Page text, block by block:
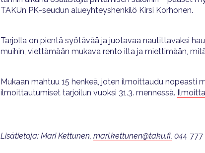
TAKUn PK-seudun alueyhteyshenkilö Kirsi Korhonen.
Tarjolla on pientä syötävää ja juotavaa nautittavaksi
muihin, viettämään mukava rento ilta ja miettimään,
Mukaan mahtuu 15 henkeä, joten ilmoittaudu nopeasti
ilmoittautumiset tarjoilun vuoksi 31.3. mennessä.
Lisätietoja: Mari Kettunen, mari.kettunen@taku.fi, 044